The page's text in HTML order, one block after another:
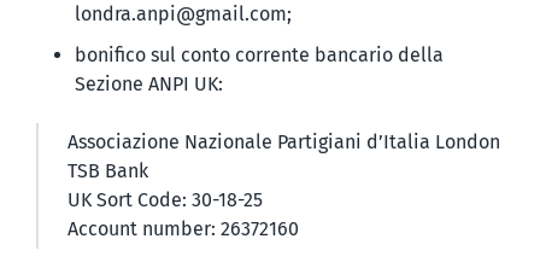
londra.anpi@gmail.com;
bonifico sul conto corrente bancario della
Sezione ANPI UK:
Associazione Nazionale Partigiani d’Italia London
TSB Bank
UK Sort Code: 30-18-25
Account number: 26372160